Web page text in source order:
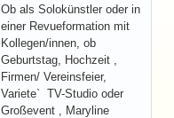
Ob als Solokünstler oder in
einer Revueformation mit
Kollegen/innen, ob
Geburtstag, Hochzeit ,
Firmen/ Vereinsfeier,
Variete` TV-Studio oder
Großevent , Maryline